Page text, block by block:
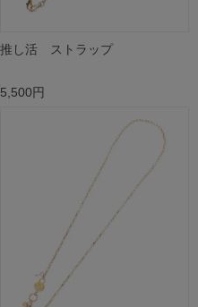
推し活 ストラップ
5,500円